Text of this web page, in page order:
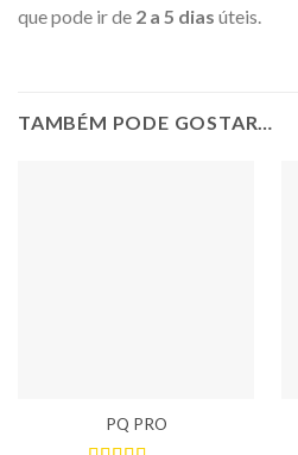
que pode ir de 2 a 5 dias úteis.
TAMBÉM PODE GOSTAR…
PQ PRO